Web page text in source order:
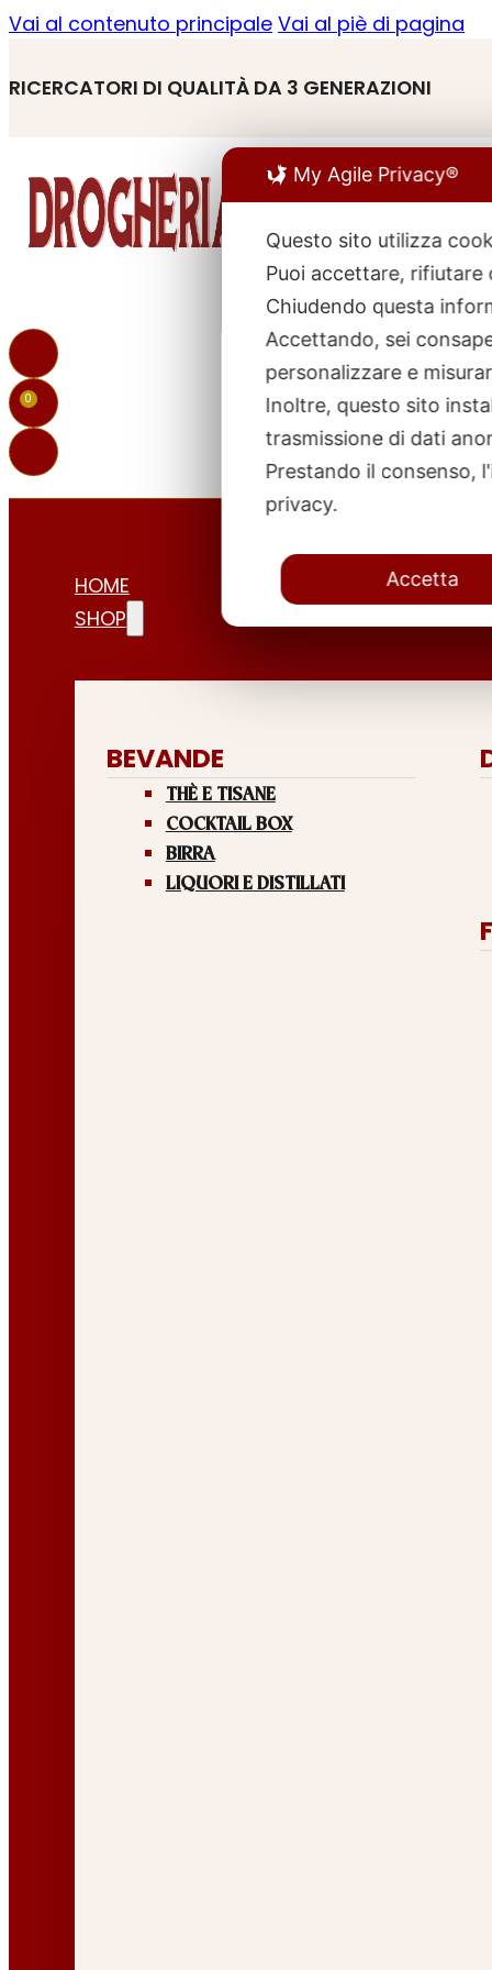
Vai al contenuto principale Vai al piè di pagina
RICERCATORI DI QUALITÀ DA 3 GENERAZIONI
0
HOME
SHOP
BEVANDE
THÈ E TISANE
COCKTAIL BOX
BIRRA
LIQUORI E DISTILLATI
My Agile Privacy®
Questo sito utilizza
Puoi accettare, rifiutare
Chiudendo questa
Accettando, sei
personalizzare e
Inoltre, questo sito
trasmissione di dati
Prestando il consenso,
privacy.
Accetta